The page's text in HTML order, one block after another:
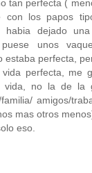
tan perfecta (
con los papos
habia dejado
unos
estaba perfecta,
perfecta, me
vida, no la de la
amigos/
mas otros
eso.